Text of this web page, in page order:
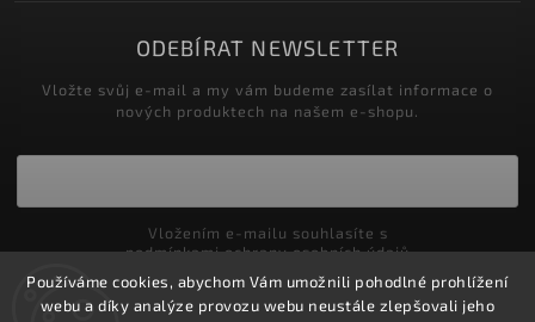
Používáme cookies, abychom Vám umožnili pohodlné prohlížení
webu a díky analýze provozu webu neustále zlepšovali jeho
ODEBÍRAT NEWSLETTER
Vložte svůj e-mail a my vám budeme zasílat informace o
nových produktech na našem e-shopu.
podmínkami ochrany osobních údajů
Přihlásit se